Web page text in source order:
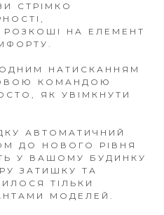
СТРІМКО
НА ЕЛЕМЕНТ
НАТИСКАННЯМ
КОМАНДОЮ
ЯК УВІМКНУТИ
АВТОМАТИЧНИЙ
ДО НОВОГО РІВНЯ
У ВАШОМУ БУДИНКУ
ЗАТИШКУ ТА
ТІЛЬКИ
МОДЕЛЕЙ.